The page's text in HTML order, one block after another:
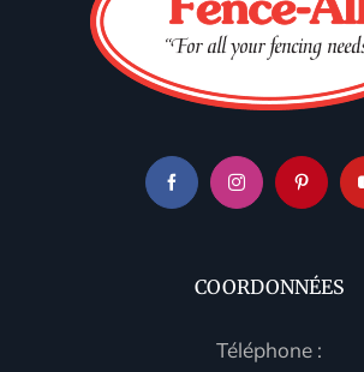
COORDONNÉES
Téléphone :